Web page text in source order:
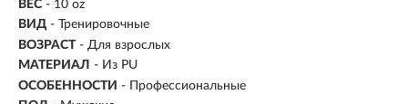
ВЕС - 10 oz
ВИД - Тренировочные
ВОЗРАСТ - Для взрослых
МАТЕРИАЛ - Из PU
ОСОБЕННОСТИ - Профессиональные